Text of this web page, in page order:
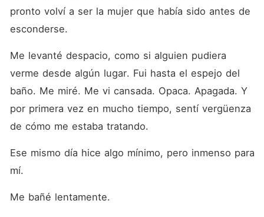
pronto volví a ser la mujer que había sido antes de
esconderse.
Me levanté despacio, como si alguien pudiera
verme desde algún lugar. Fui hasta el espejo del
baño. Me miré. Me vi cansada. Opaca. Apagada. Y
por primera vez en mucho tiempo, sentí vergüenza
de cómo me estaba tratando.
Ese mismo día hice algo mínimo, pero inmenso para
mí.
Me bañé lentamente.